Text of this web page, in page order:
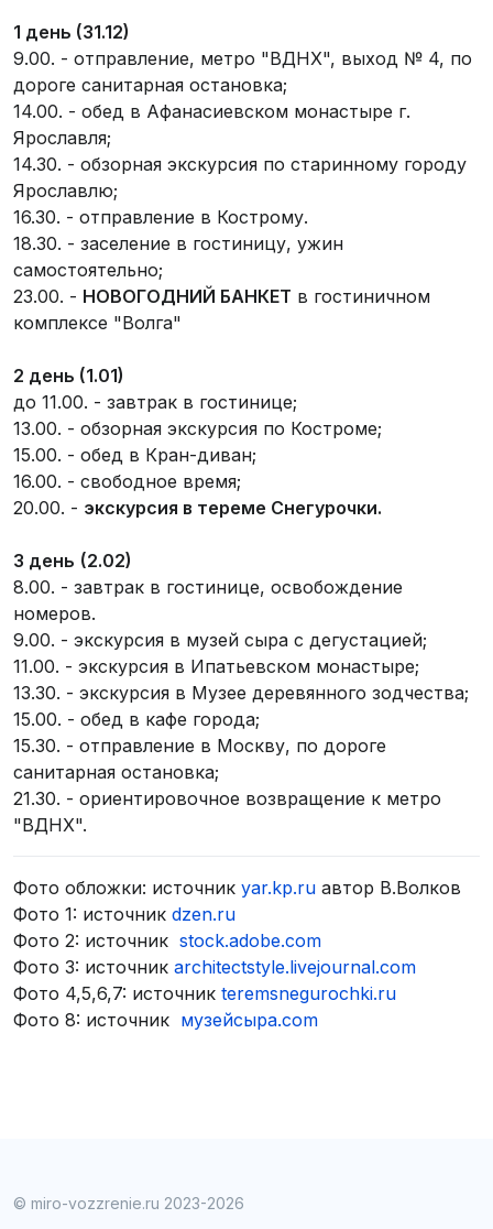
1 день (31.12)
9.00. - отправление, метро "ВДНХ", выход № 4, по
дороге санитарная остановка;
14.00. - обед в Афанасиевском монастыре г.
Ярославля;
14.30. - обзорная экскурсия по старинному городу
Ярославлю;
16.30. - отправление в Кострому.
18.30. - заселение в гостиницу, ужин
самостоятельно;
23.00. - НОВОГОДНИЙ БАНКЕТ в гостиничном
комплексе "Волга"
2 день (1.01)
до 11.00. - завтрак в гостинице;
13.00. - обзорная экскурсия по Костроме;
15.00. - обед в Кран-диван;
16.00. - свободное время;
20.00. - экскурсия в тереме Снегурочки.
3 день (2.02)
8.00. - завтрак в гостинице, освобождение
номеров.
9.00. - экскурсия в музей сыра с дегустацией;
11.00. - экскурсия в Ипатьевском монастыре;
13.30. - экскурсия в Музее деревянного зодчества;
15.00. - обед в кафе города;
15.30. - отправление в Москву, по дороге
санитарная остановка;
21.30. - ориентировочное возвращение к метро
"ВДНХ".
Фото обложки: источник yar.kp.ru автор В.Волков
Фото 1: источник dzen.ru
Фото 2: источник stock.adobe.com
Фото 3: источник architectstyle.livejournal.com
Фото 4,5,6,7: источник teremsnegurochki.ru
Фото 8: источник музейсыра.com
© miro-vozzrenie.ru 2023-2026